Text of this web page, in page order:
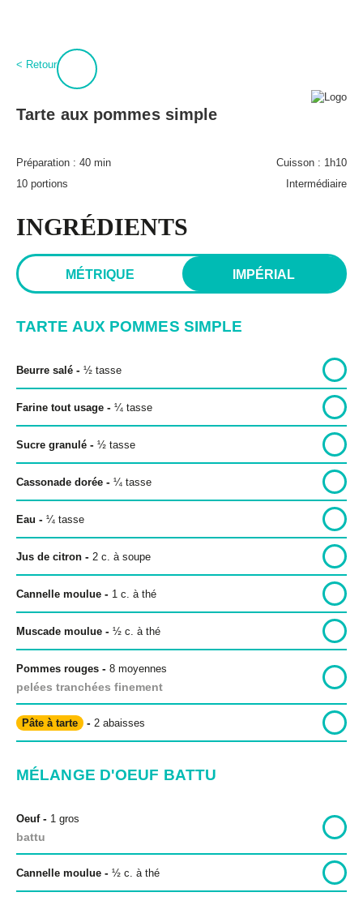
PROCURE-TOI MAGIQUES BOULETTES!
< Retour
Tarte aux pommes simple
Préparation : 40 min Cuisson : 1h10
10 portions
Intermédiaire
INGRÉDIENTS
MÉTRIQUE IMPÉRIAL
TARTE AUX POMMES SIMPLE
Beurre salé - ½ tasse
Farine tout usage - ¼ tasse
Sucre granulé - ½ tasse
Cassonade dorée - ¼ tasse
Eau - ¼ tasse
Jus de citron - 2 c. à soupe
Cannelle moulue - 1 c. à thé
Muscade moulue - ½ c. à thé
Pommes rouges - 8 moyennes
pelées tranchées finement
Pâte à tarte - 2 abaisses
MÉLANGE D'OEUF BATTU
Oeuf- 1 gros
battu
Cannelle moulue - ½ c. à thé
À propos
Paméla Rousseau
BPT+
Politique de confidentialité
Politique éditoriale
Copyright © 2026 Bon pour toi.
Tous droits réservés.